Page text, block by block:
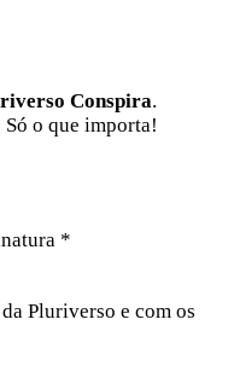
Conspira.
o que importa!
*
Pluriverso e com os